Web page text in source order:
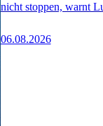
nicht stoppen, warnt
06.08.2026